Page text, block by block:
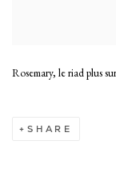
Rosemary, le riad plus
SHARE